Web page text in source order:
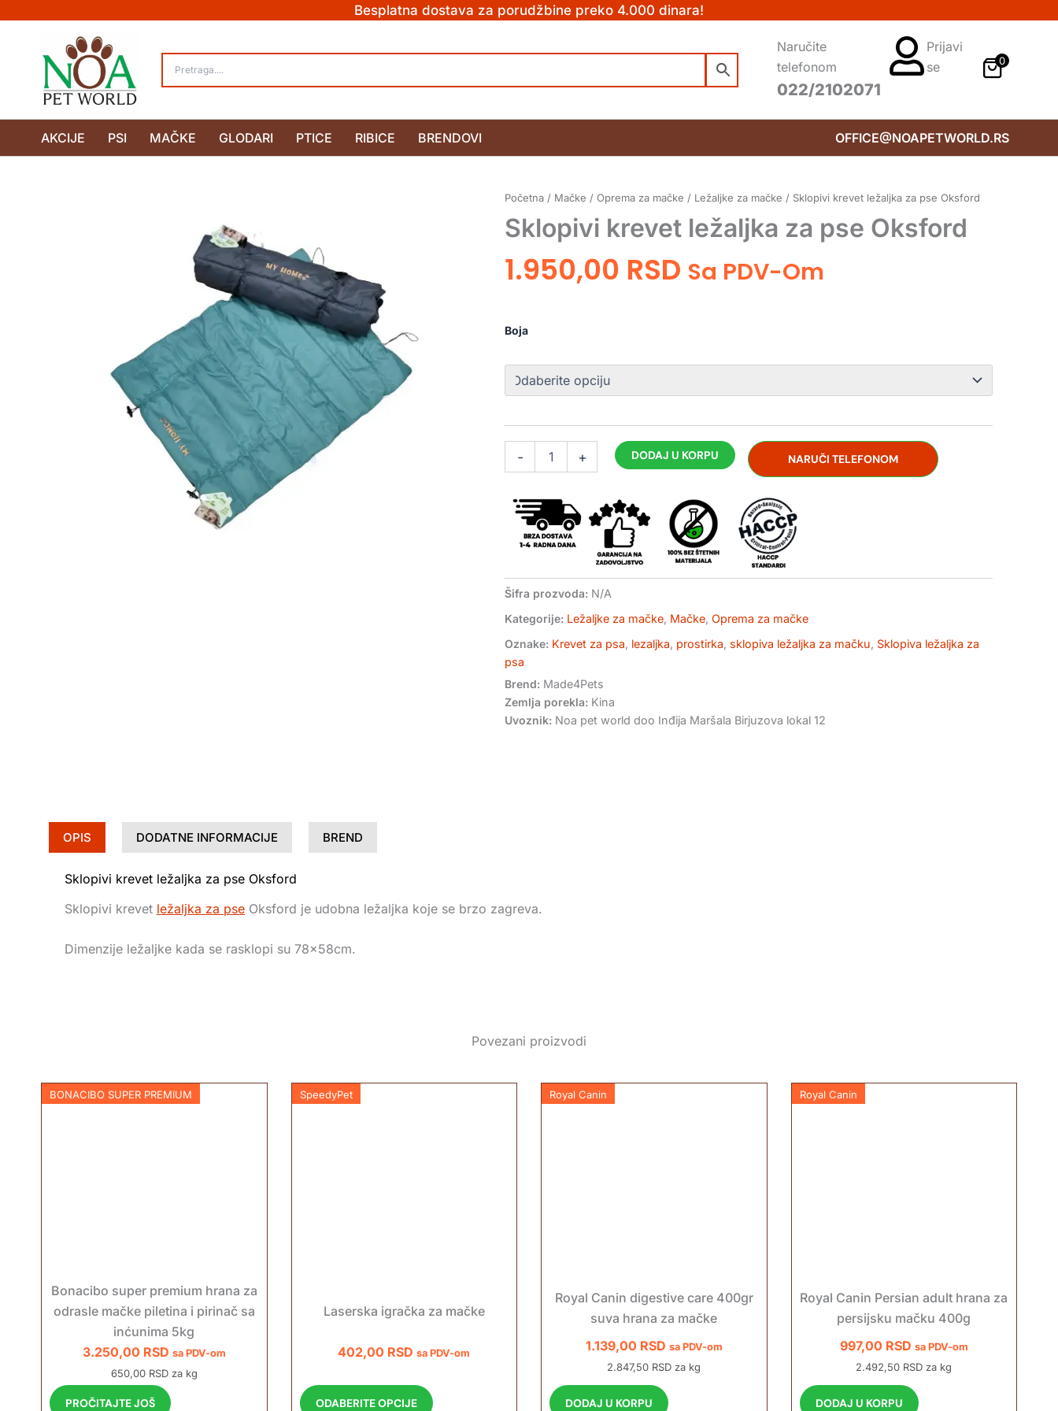
Besplatna dostava za porudžbine preko 4.000 dinara!
Naručite
telefonom
022/2102071
Prijavi
se
0
AKCIJE PSI MAČKE GLODARI PTICE RIBICE BRENDOVI OFFICE@NOAPETWORLD.RS
Početna / Mačke / Oprema za mačke / Ležaljke za mačke / Sklopivi krevet ležaljka za pse Oksford
Sklopivi krevet ležaljka za pse Oksford
1.950,00 RSD Sa PDV-Om
Boja
-
krevet
pse
Oksford
+ DODAJ U KORPU NARUČI TELEFONOM
Šifra prozvoda: N/A
Kategorije: Ležaljke za mačke, Mačke, Oprema za mačke
Oznake: Krevet za psa, lezaljka, prostirka, sklopiva ležaljka za mačku, Sklopiva ležaljka za
psa
Brend: Made4Pets
Zemlja porekla: Kina
Uvoznik: Noa pet world doo Inđija Maršala Birjuzova lokal 12
OPIS DODATNE INFORMACIJE BREND
Sklopivi krevet ležaljka za pse Oksford
Sklopivi krevet ležaljka za pse Oksford je udobna ležaljka koje se brzo zagreva.
Dimenzije ležaljke kada se rasklopi su 78x58cm.
Povezani proizvodi
BONACIBO SUPER PREMIUM
Bonacibo super premium hrana za
odrasle mačke piletina i pirinač sa
inćunima 5kg
3.250,00 RSD sa PDV-om
650,00 RSD za kg
PROČITAJTE JOŠ
SpeedyPet
Laserska igračka za mačke
402,00 RSD sa PDV-om
ODABERITE OPCIJE
O
Royal Canin
Royal Canin digestive care 400gr
suva hrana za mačke
1.139,00 RSD sa PDV-om
2.847,50 RSD za kg
DODAJ U KORPU
Royal Canin
Royal Canin Persian adult hrana za
persijsku mačku 400g
997,00 RSD sa PDV-om
2.492,50 RSD za kg
DODAJ U KORPU